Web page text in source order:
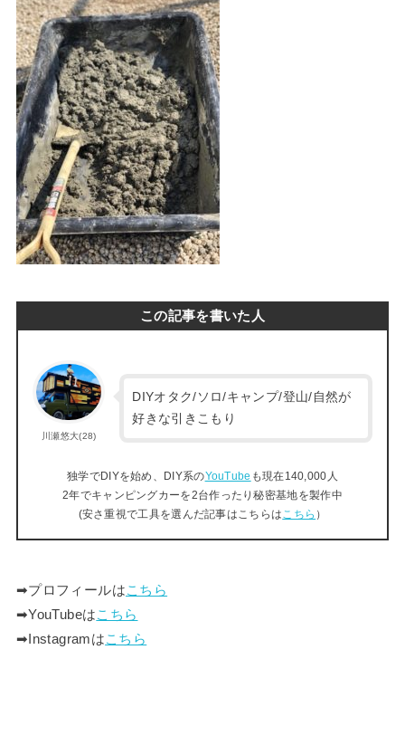
この記事を書いた人
川瀬悠大(28)
DIYオタク/ソロ/キャンプ/登山/自然が
好きな引きこもり
独学でDIYを始め、DIY系のYouTube も現在140,000人
2年でキャンピングカーを2台作ったり秘密基地を製作中
(安さ重視で工具を選んだ記事はこちらは こちら ）
➡︎プロフィールはこちら
➡︎YouTubeはこちら
➡︎Instagramはこちら